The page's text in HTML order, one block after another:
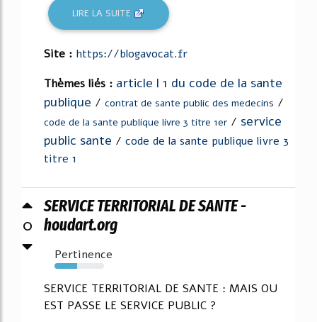
LIRE LA SUITE
Site : https://blogavocat.fr
Thèmes liés : article l 1 du code de la sante
publique / contrat de sante public des medecins /
code de la sante publique livre 3 titre 1er / service
public sante / code de la sante publique livre 3
titre 1
0
SERVICE TERRITORIAL DE SANTE -
houdart.org
Pertinence
45%
SERVICE TERRITORIAL DE SANTE : MAIS OU
EST PASSE LE SERVICE PUBLIC ?